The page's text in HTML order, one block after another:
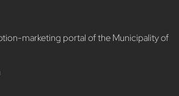
marketing portal of the Municipality of